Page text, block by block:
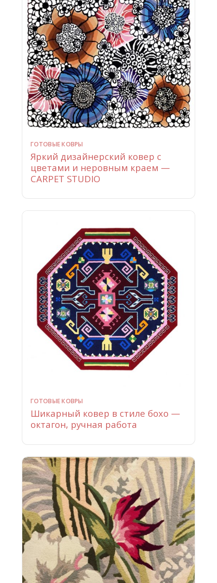
ГОТОВЫЕ КОВРЫ
Яркий дизайнерский ковер с
цветами и неровным краем —
CARPET STUDIO
ГОТОВЫЕ КОВРЫ
Шикарный ковер в стиле бохо —
октагон, ручная работа